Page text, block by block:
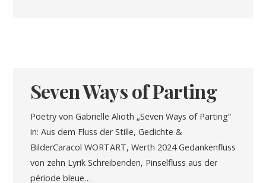
Seven Ways of Parting
Poetry von Gabrielle Alioth „Seven Ways of Parting“
in: Aus dem Fluss der Stille, Gedichte &
BilderCaracol WORTART, Werth 2024 Gedankenfluss
von zehn Lyrik Schreibenden, Pinselfluss aus der
période bleue…